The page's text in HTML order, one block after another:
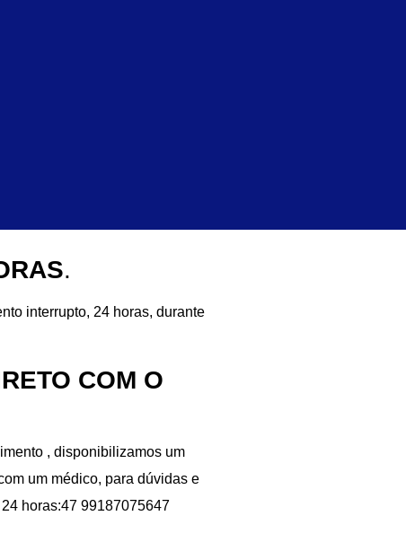
.
interrupto, 24 horas, durante
COM O
, disponibilizamos um
um médico, para dúvidas e
horas:47 99187075647